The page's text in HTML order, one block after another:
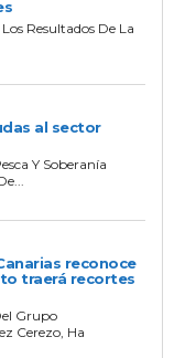
Resultados De La
al sector
Y Soberanía
reconoce
traerá recortes
Grupo
Cerezo, Ha